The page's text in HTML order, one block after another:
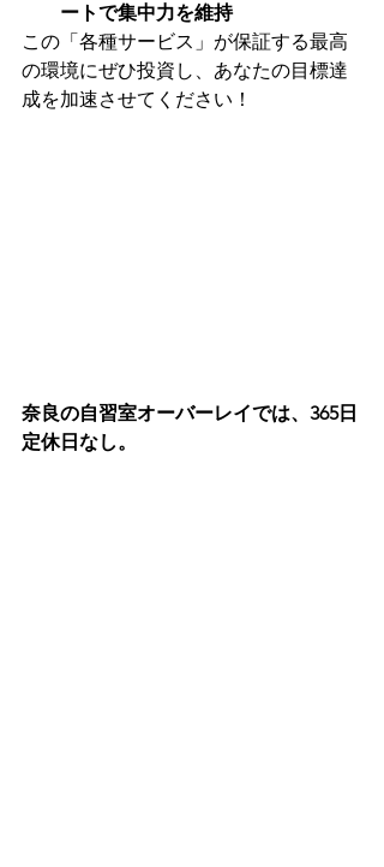
ートで集中力を維持
この「各種サービス」が保証する最高
の環境にぜひ投資し、あなたの目標達
成を加速させてください！
奈良の自習室オーバーレイでは、365日
定休日なし。